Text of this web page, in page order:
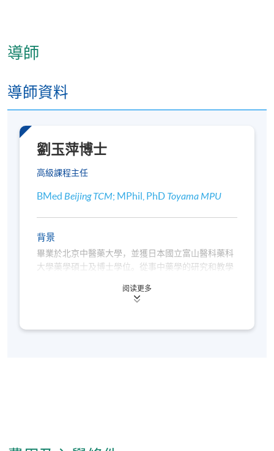
導師
導師資料
劉玉萍博士
高級課程主任
BMedBeijing TCM; MPhil, PhD Toyama MPU
背景
畢業於北京中醫藥大學，並獲日本國立富山醫科藥科
大學藥學碩士及博士學位。從事中藥學的研究和教學
富山醫科藥科大學客座研究員等。擅長對中藥品質的
作，曾撰寫《中藥採製與炮製技術》等專著和在國內
阅读更多